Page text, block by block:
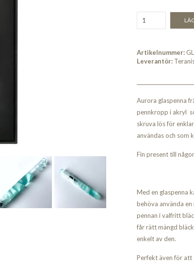
Artikelnummer:
Leverantör:
Aurora glaspenna
pennkropp i akryl
skruva lös för
användas och som
Fin present till
Med en glaspenna
behöva använda
pennan i valfritt
får rätt mängd
enkelt av den.
Perfekt även för att